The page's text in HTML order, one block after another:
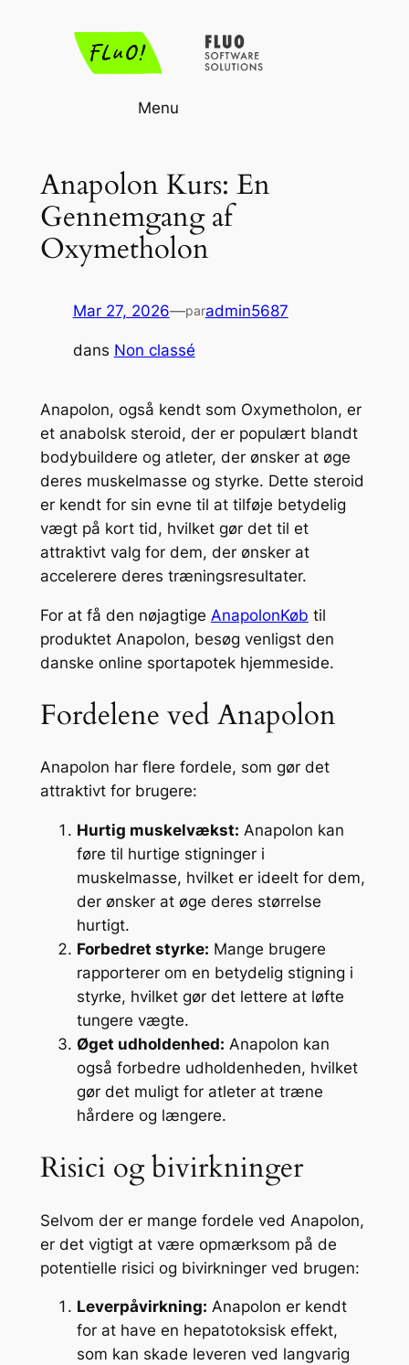
Menu
Anapolon Kurs: En
Gennemgang af
Oxymetholon
Mar 27, 2026—paradmin5687
dans Non classé
Anapolon, også kendt som Oxymetholon, er
et anabolsk steroid, der er populært blandt
bodybuildere og atleter, der ønsker at øge
deres muskelmasse og styrke. Dette steroid
er kendt for sin evne til at tilføje betydelig
vægt på kort tid, hvilket gør det til et
attraktivt valg for dem, der ønsker at
accelerere deres træningsresultater.
For at få den nøjagtige AnapolonKøb til
produktet Anapolon, besøg venligst den
danske online sportapotek hjemmeside.
Fordelene ved Anapolon
Anapolon har flere fordele, som gør det
attraktivt for brugere:
Hurtig muskelvækst: Anapolon kan
føre til hurtige stigninger i
muskelmasse, hvilket er ideelt for dem,
der ønsker at øge deres størrelse
hurtigt.
Forbedret styrke: Mange brugere
rapporterer om en betydelig stigning i
styrke, hvilket gør det lettere at løfte
tungere vægte.
Øget udholdenhed: Anapolon kan
også forbedre udholdenheden, hvilket
gør det muligt for atleter at træne
hårdere og længere.
Risici og bivirkninger
Selvom der er mange fordele ved Anapolon,
er det vigtigt at være opmærksom på de
potentielle risici og bivirkninger ved brugen:
Leverpåvirkning: Anapolon er kendt
for at have en hepatotoksisk effekt,
som kan skade leveren ved langvarig